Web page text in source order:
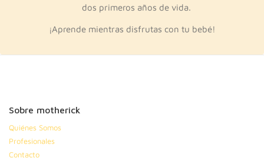
dos primeros años de vida.
¡Aprende mientras disfrutas con tu bebé!
Sobre motherick
Quiénes Somos
Profesionales
Contacto